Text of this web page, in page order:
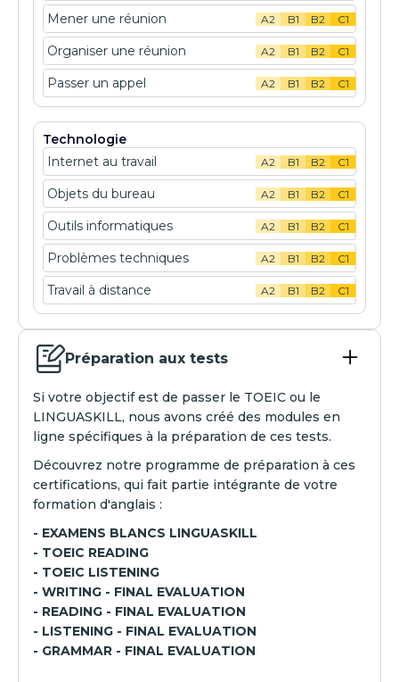
Mener une réunion A2 B1 B2 C1
Organiser une réunion A2 B1 B2 C1
Passer un appel A2 B1 B2 C1
Technologie
Internet au travail
A2 B1 B2 C1
Objets du bureau A2 B1 B2 C1
Outils informatiques A2 B1 B2 C1
Problèmes techniques A2 B1 B2 C1
Travail à distance A2 B1 B2 C1
Préparation aux tests
Si votre objectif est de passer le TOEIC ou le
LINGUASKILL, nous avons créé des modules en
ligne spécifiques à la préparation de ces tests.
Découvrez notre programme de préparation à ces
certifications, qui fait partie intégrante de votre
formation d'anglais :
- EXAMENS BLANCS LINGUASKILL
- TOEIC READING
- TOEIC LISTENING
- WRITING - FINAL EVALUATION
- READING - FINAL EVALUATION
- LISTENING - FINAL EVALUATION
- GRAMMAR - FINAL EVALUATION